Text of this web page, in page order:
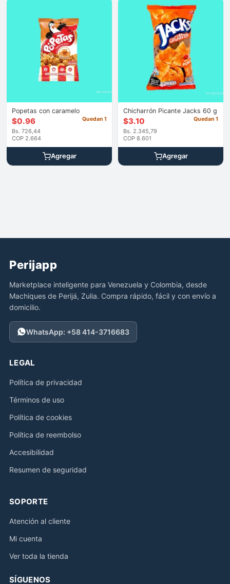
Popetas con caramelo
$0.96
Bs. 726,44
COP 2.664
Quedan 1
Agregar
Chicharrón Picante Jacks 60 g
$3.10
Bs. 2.345,79
COP 8.601
Quedan 1
Agregar
Perijapp
Marketplace inteligente para Venezuela y Colombia, desde
Machiques de Perijá, Zulia. Compra rápido, fácil y con envío a
domicilio.
WhatsApp: +58 414-3716683
LEGAL
Política de privacidad
Términos de uso
Política de cookies
Política de reembolso
Accesibilidad
Resumen de seguridad
SOPORTE
Atención al cliente
Mi cuenta
Ver toda la tienda
SÍGUENOS